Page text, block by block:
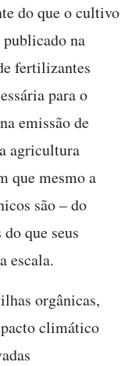
do que o cultivo
na
fertilizantes
para o
emissão de
agricultura
que mesmo a
são – do
que seus
escala.
orgânicas,
climático